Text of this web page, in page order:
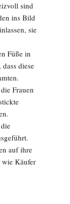
sind
ins Bild
sie
Füße in
diese
Frauen
auf ihre
Käufer